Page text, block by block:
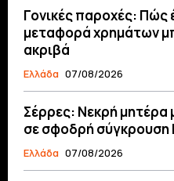
Γονικές παροχές: Πώς
μεταφορά χρημάτων
ακριβά
Ελλάδα 07/08/2026
Σέρρες: Νεκρή μητέρα
σε σφοδρή σύγκρουση
Ελλάδα 07/08/2026